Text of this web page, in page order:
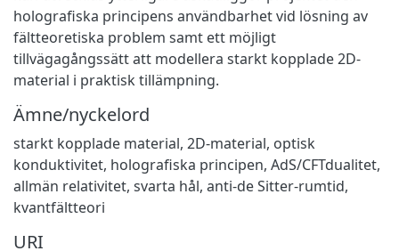
holografiska principens användbarhet vid lösning av
fältteoretiska problem samt ett möjligt
tillvägagångssätt att modellera starkt kopplade 2D-
material i praktisk tillämpning.
Ämne/nyckelord
starkt kopplade material, 2D-material, optisk
konduktivitet, holografiska principen, AdS/CFTdualitet,
allmän relativitet, svarta hål, anti-de Sitter-rumtid,
kvantfältteori
URI